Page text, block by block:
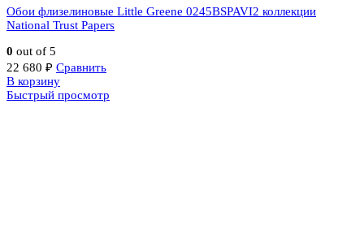
Обои флизелиновые Little Greene 0245BSPAVI2 коллекции
National Trust Papers
0 out of 5
22 680 ₽ Сравнить
В корзину
Быстрый просмотр